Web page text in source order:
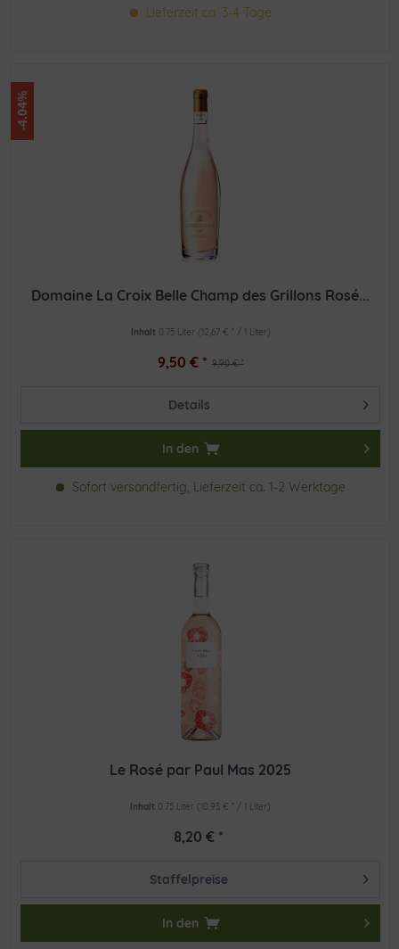
Lieferzeit ca. 3-4 Tage
-4.04%
Domaine La Croix Belle Champ des Grillons Rosé...
Inhalt 0.75 Liter (12,67 € * / 1 Liter)
9,90 € *
9,50 € *
Details
In den
Sofort versandfertig, Lieferzeit ca. 1-2 Werktage
Le Rosé par Paul Mas 2025
Inhalt 0.75 Liter (10,93 € * / 1 Liter)
8,20 € *
Staffelpreise
In den